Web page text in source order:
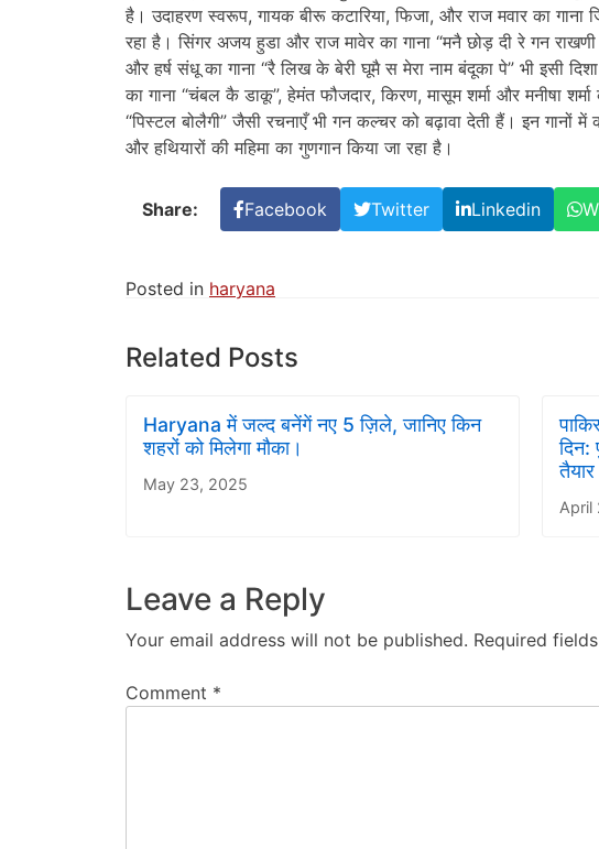
है। उदाहरण स्वरूप, गायक बीरू कटारिया, फिजा, और राज मवार का
रहा है। सिंगर अजय हुडा और राज मावेर का गाना “मनै छोड़ दी रे गन
और हर्ष संधू का गाना “रै लिख के बेरी घूमै स मेरा नाम बंदूका पे” भी इसी
का गाना “चंबल कै डाकू”, हेमंत फौजदार, किरण, मासूम शर्मा और मनीषा
“पिस्टल बोलैगी” जैसी रचनाएँ भी गन कल्चर को बढ़ावा देती हैं। इन
और हथियारों की महिमा का गुणगान किया जा रहा है।
Share: Facebook Twitter Linkedin
Posted in haryana
Related Posts
Haryana में जल्द बनेंगें नए 5 ज़िले, जानिए किन
शहरों को मिलेगा मौका।
May 23, 2025
April
Leave a Reply
Your email address will not be published. Required
Comment *